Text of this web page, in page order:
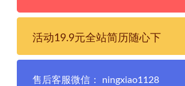
活动19.9元全站简历随心下
售后客服微信： ningxiao1128